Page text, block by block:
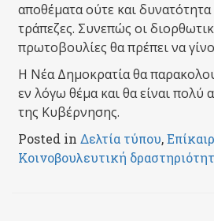
αποθέματα ούτε και
τράπεζες. Συνεπώς οι
πρωτοβουλίες θα πρέπει να
Η Νέα Δημοκρατία θα
εν λόγω θέμα και θα είναι πολύ
της Κυβέρνησης.
Posted in Δελτία τύπου,
Κοινοβουλευτική